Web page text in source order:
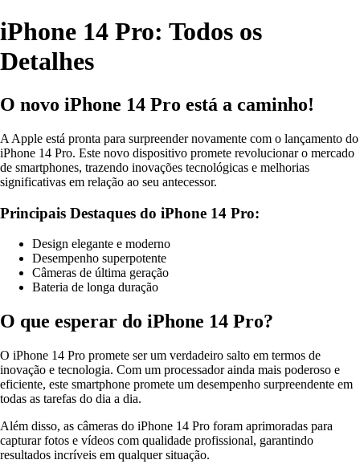
iPhone 14 Pro: Todos os
Detalhes
O novo iPhone 14 Pro está a caminho!
A Apple está pronta para surpreender novamente com o lançamento do
iPhone 14 Pro. Este novo dispositivo promete revolucionar o mercado
de smartphones, trazendo inovações tecnológicas e melhorias
significativas em relação ao seu antecessor.
Principais Destaques do iPhone 14 Pro:
Design elegante e moderno
Desempenho superpotente
Câmeras de última geração
Bateria de longa duração
O que esperar do iPhone 14 Pro?
O iPhone 14 Pro promete ser um verdadeiro salto em termos de
inovação e tecnologia. Com um processador ainda mais poderoso e
eficiente, este smartphone promete um desempenho surpreendente em
todas as tarefas do dia a dia.
Além disso, as câmeras do iPhone 14 Pro foram aprimoradas para
capturar fotos e vídeos com qualidade profissional, garantindo
resultados incríveis em qualquer situação.